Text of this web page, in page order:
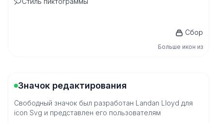
Сбор
Больше икон из
Значок редактирования
Свободный значок был разработан Landan Lloyd для
icon Svg и представлен его пользователям